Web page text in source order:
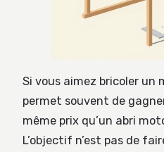
Si vous aimez bricoler un
permet souvent de
même prix qu’un abri
L’objectif n’est pas de